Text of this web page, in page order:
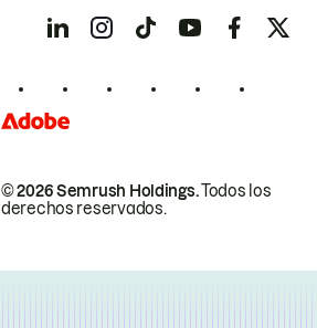
© 2026 Semrush Holdings.Todos los
derechos reservados.